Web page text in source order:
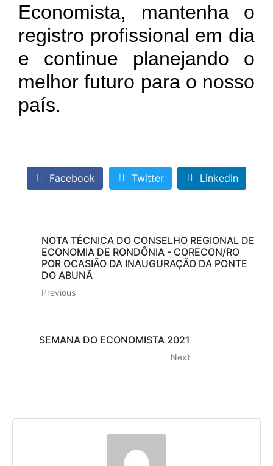
Economista, mantenha o
registro profissional em dia
e continue planejando o
melhor futuro para o nosso
país.
Facebook Twitter LinkedIn
NOTA TÉCNICA DO CONSELHO REGIONAL DE
ECONOMIA DE RONDÔNIA - CORECON/RO
POR OCASIÃO DA INAUGURAÇÃO DA PONTE
DO ABUNÃ
Previous
SEMANA DO ECONOMISTA 2021
Next